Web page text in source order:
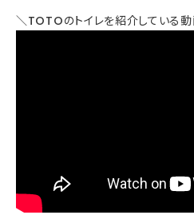
＼TOTOのトイレを紹介している